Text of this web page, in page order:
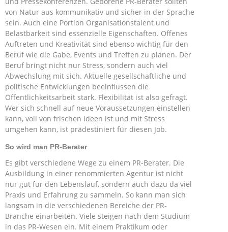
von Natur aus kommunikativ und sicher in der Sprache
sein. Auch eine Portion Organisationstalent und
Belastbarkeit sind essenzielle Eigenschaften. Offenes
Auftreten und Kreativität sind ebenso wichtig für den
Beruf wie die Gabe, Events und Treffen zu planen. Der
Beruf bringt nicht nur Stress, sondern auch viel
Abwechslung mit sich. Aktuelle gesellschaftliche und
politische Entwicklungen beeinflussen die
Öffentlichkeitsarbeit stark. Flexibilität ist also gefragt.
Wer sich schnell auf neue Voraussetzungen einstellen
kann, voll von frischen Ideen ist und mit Stress
umgehen kann, ist prädestiniert für diesen Job.
So wird man PR-Berater
Es gibt verschiedene Wege zu einem PR-Berater. Die
Ausbildung in einer renommierten Agentur ist nicht
nur gut für den Lebenslauf, sondern auch dazu da viel
Praxis und Erfahrung zu sammeln. So kann man sich
langsam in die verschiedenen Bereiche der PR-
Branche einarbeiten. Viele steigen nach dem Studium
in das PR-Wesen ein. Mit einem Praktikum oder